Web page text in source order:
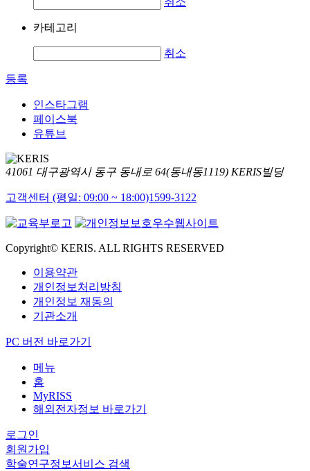
카테고리
취소
등록
인스타그램
페이스북
유튜브
41061 대구광역시 동구 동내로 64(동내동1119) KERIS빌딩
고객센터 (평일: 09:00 ~ 18:00)1599-3122
Copyright© KERIS. ALL RIGHTS RESERVED
이용약관
개인정보처리방침
개인정보 재동의
기관소개
PC 버전 바로가기
메뉴
홈
MyRISS
해외전자정보 바로가기
로그인
회원가입
학술연구정보서비스 검색